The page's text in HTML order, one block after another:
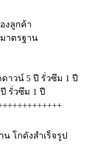
งลูกค้า
าตรฐาน
าวน์ 5 ปี รั่วซึม 1 ปี
รั่วซึม 1 ปี
น โกดังสำเร็จรูป